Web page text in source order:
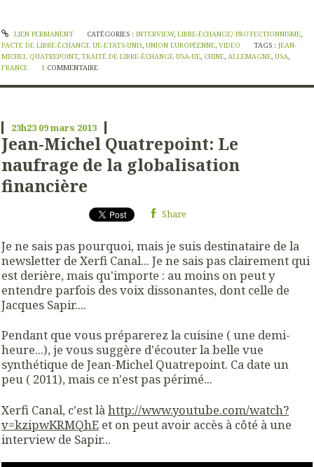
LIEN PERMANENT CATÉGORIES : INTERVIEW, LIBRE-ÉCHANGE/ PROTECTIONNISME,
PACTE DE LIBRE-ÉCHANGE UE-ETATS-UNIS UNION EUROPÉENNE VIDEO TAGS :JEAN-
MICHEL QUATREPOINT, TRAITÉ DE LIBRE-ÉCHANGE USA-UE CHINE ALLEMAGNE USA
FRANCE
1 COMMENTAIRE
23h23 09mars 2013
Jean-Michel Quatrepoint: Le
naufrage de la globalisation
financière
Share
Je ne sais pas pourquoi, mais je suis destinataire de la
newsletter de Xerfi Canal... Je ne sais pas clairement qui
est derière, mais qu'importe : au moins on peut y
entendre parfois des voix dissonantes, dont celle de
Jacques Sapir....
Pendant que vous préparerez la cuisine ( une demi-
heure...), je vous suggère d'écouter la belle vue
synthétique de Jean-Michel Quatrepoint. Ca date un
peu ( 2011), mais ce n'est pas périmé...
Xerfi Canal, c'est làhttp://www.youtube.com/watch?
v=kzipwKRMQhE et on peut avoir accès à côté à une
interview de Sapir...